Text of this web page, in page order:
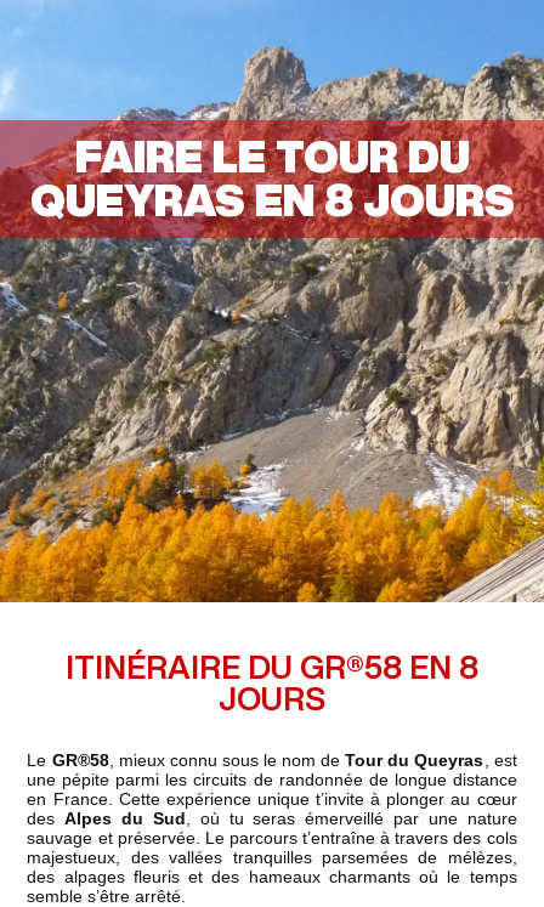
FAIRE LE TOUR DU
QUEYRAS EN 8 JOURS
ITINÉRAIRE DU GR®58 EN 8
JOURS
Le GR®58, mieux connu sous le nom deTour du Queyras , est
une pépite parmi les circuits de randonnée de longue distance
en France. Cette expérience unique t’invite à plonger au cœur
desAlpes du Sud , où tu seras émerveillé par une nature
sauvage et préservée. Le parcours t’entraîne à travers des cols
majestueux, des vallées tranquilles parsemées de mélèzes,
des alpages fleuris et des hameaux charmants où le temps
semble s’être arrêté.